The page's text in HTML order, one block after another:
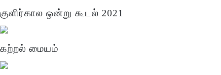
குளிர்கால ஒன்று கூடல் 2021
கற்றல் மையம்